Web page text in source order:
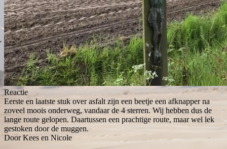
Reactie
Eerste en laatste stuk over asfalt zijn een beetje een afknapper na
zoveel moois onderweg, vandaar de 4 sterren. Wij hebben dus de
lange route gelopen. Daartussen een prachtige route, maar wel lek
gestoken door de muggen.
Door Kees en Nicole